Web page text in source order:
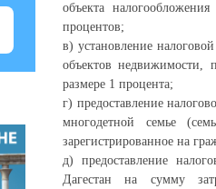
объекта
процентов;
в) установление
объектов недвижимости,
размере 1 процента;
г) предоставление
многодетной семье
зарегистрированное на
д) предоставление
Дагестан на сумму